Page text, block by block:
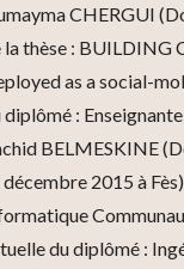
CHERGUI
la thèse : BUILDING
as a social-
diplômé :
BELMESKINE
décembre 2015 à
du diplômé :